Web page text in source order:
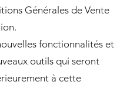
Générales de Vente
fonctionnalités et
outils qui seront
à cette